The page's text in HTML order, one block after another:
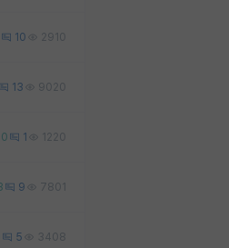
10 2910
13 9020
0 1 1220
9 7801
5 3408